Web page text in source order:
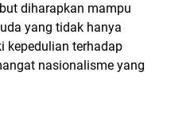
diharapkan mampu
yang tidak hanya
kepedulian terhadap
nasionalisme yang